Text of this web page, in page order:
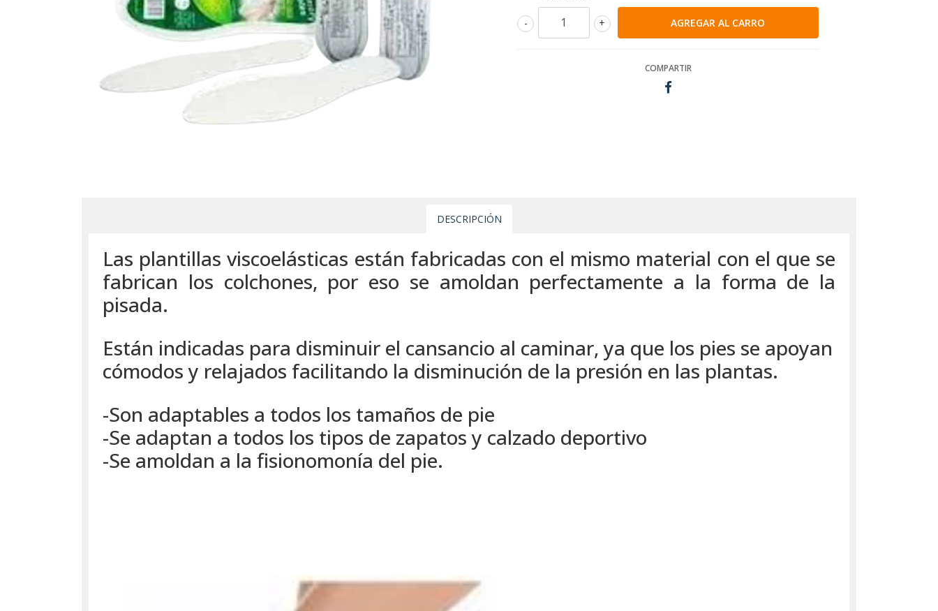
+
-
COMPARTIR
DESCRIPCIÓN
Las plantillas viscoelásticas están fabricadas con el mismo material con el que se
fabrican los colchones, por eso se amoldan perfectamente a la forma de la
pisada.
Están indicadas para disminuir el cansancio al caminar, ya que los pies se apoyan
cómodos y relajados facilitando la disminución de la presión en las plantas.
-Son adaptables a todos los tamaños de pie
-Se adaptan a todos los tipos de zapatos y calzado deportivo
-Se amoldan a la fisionomonía del pie.